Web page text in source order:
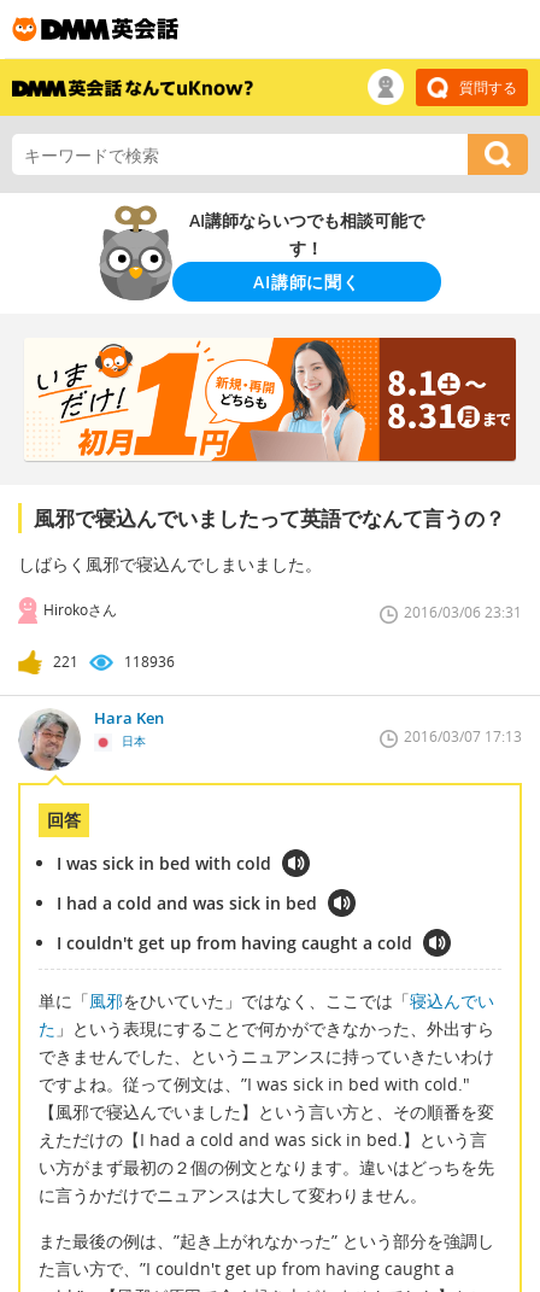
質問する
AI講師ならいつでも相談可能で
す！
AI講師に聞く
風邪で寝込んでいましたって英語でなんて言うの？
しばらく風邪で寝込んでしまいました。
Hirokoさん 2016/03/06 23:31
221 118936
Hara Ken
日本 2016/03/07 17:13
回答
I was sick in bed with cold
I had a cold and was sick in bed
I couldn't get up from having caught a cold
単に「風邪をひいていた」ではなく、ここでは「寝込んでい
た 」という表現にすることで何かができなかった、外出すら
できませんでした、というニュアンスに持っていきたいわけ
ですよね。従って例文は、”I was sick in bed with cold."
【風邪で寝込んでいました】という言い方と、その順番を変
えただけの【I had a cold and was sick in bed.】という言
い方がまず最初の２個の例文となります。違いはどっちを先
に言うかだけでニュアンスは大して変わりません。
また最後の例は、”起き上がれなかった” という部分を強調し
た言い方で、”I couldn't get up from having caught a